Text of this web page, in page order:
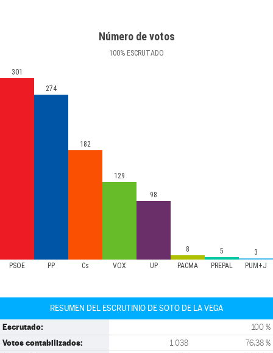
Número de votos
100% ESCRUTADO
PSOE PP Cs VOX UP PACMA PREPAL PUM+J
301
274
182
129
98
8 5 3
RESUMEN DEL ESCRUTINIO DE SOTO DE LA VEGA
Escrutado: 100 %
Votos contabilizados: 1.038 76,38 %